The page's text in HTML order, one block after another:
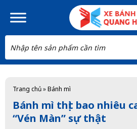
Skip to main content
Trang chủ»Bánh mì
Bánh mì thịt bao nhiêu
“Vén Màn” sự thật